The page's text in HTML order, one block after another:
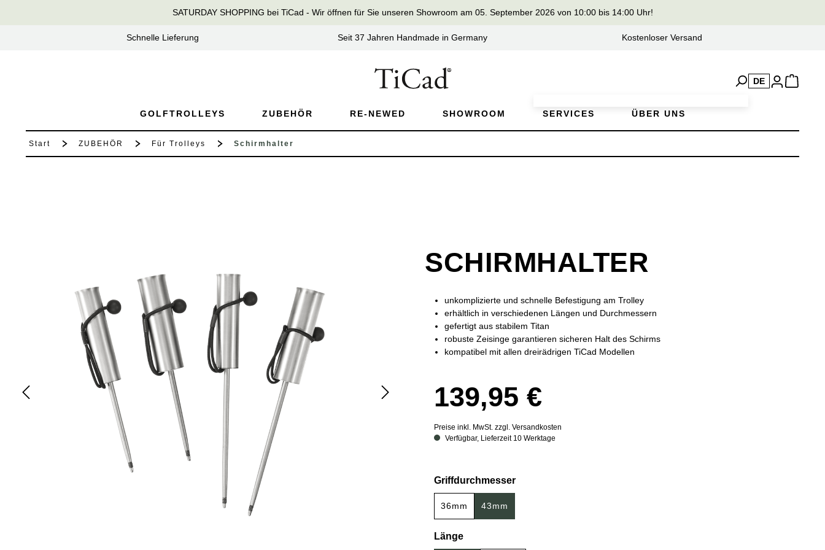
Zur Hauptnavigation springenSATURDAY SHOPPING bei TiCad - Wir öffnen für Sie unseren Showroom am 05. September 2026 von 10:00 bis 14:00 Uhr!
Schnelle Lieferung Seit 37 Jahren Handmade in Germany Kostenloser Versand
DE
GOLFTROLLEYS ZUBEHÖR RE-NEWED SHOWROOM SERVICES ÜBER UNS
Start ZUBEHÖR Für Trolleys Schirmhalter
SCHIRMHALTER
unkomplizierte und schnelle Befestigung am Trolley
erhältlich in verschiedenen Längen und Durchmessern
gefertigt aus stabilem Titan
robuste Zeisinge garantieren sicheren Halt des Schirms
kompatibel mit allen dreirädrigen TiCad Modellen
139,95 €
Preise inkl. MwSt. zzgl. Versandkosten
Verfügbar, Lieferzeit 10 Werktage
Griffdurchmesserauswählen
36mm 43mm
Längeauswählen